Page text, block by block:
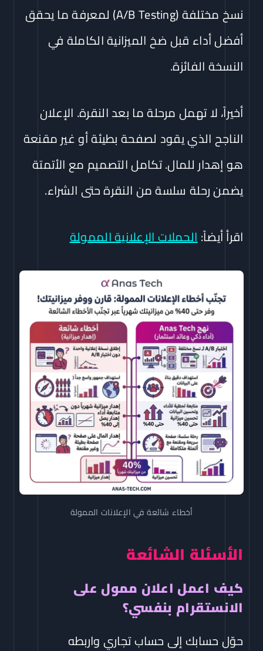
نسخ مختلفة (A/B Testing) لمعرفة ما يحقق
أفضل أداء قبل ضخ الميزانية الكاملة في
النسخة الفائزة.
أخيراً، لا تهمل مرحلة ما بعد النقرة. الإعلان
الناجح الذي يقود لصفحة بطيئة أو غير مقنعة
هو إهدار للمال. تكامل التصميم مع الأتمتة
يضمن رحلة سلسة من النقرة حتى الشراء.
اقرأ أيضاً:الحملات الإعلانية الممولة
أخطاء شائعة في الإعلانات الممولة
الأسئلة الشائعة
كيف اعمل اعلان ممول على
الانستقرام بنفسي؟
حوّل حسابك إلى حساب تجاري واربطه